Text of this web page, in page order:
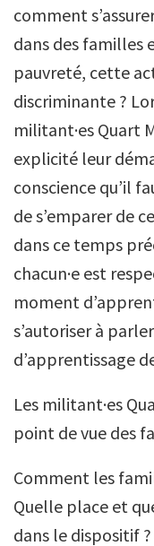
comment
dans des familles
pauvreté, cette
discriminante ?
militant·es Quart
explicité leur
conscience qu’il
de s’emparer de
dans ce temps
chacun·e est
moment
s’autoriser à
d’apprentissage
Les militant·es
point de vue des
Comment les
Quelle place et
dans le dispositif